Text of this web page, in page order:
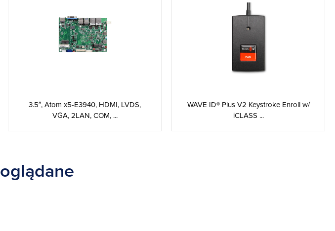
3.5″, Atom x5-E3940, HDMI, LVDS,
VGA, 2LAN, COM, ...
WAVE ID® Plus V2 Keystroke Enroll w/
iCLASS ...
oglądane